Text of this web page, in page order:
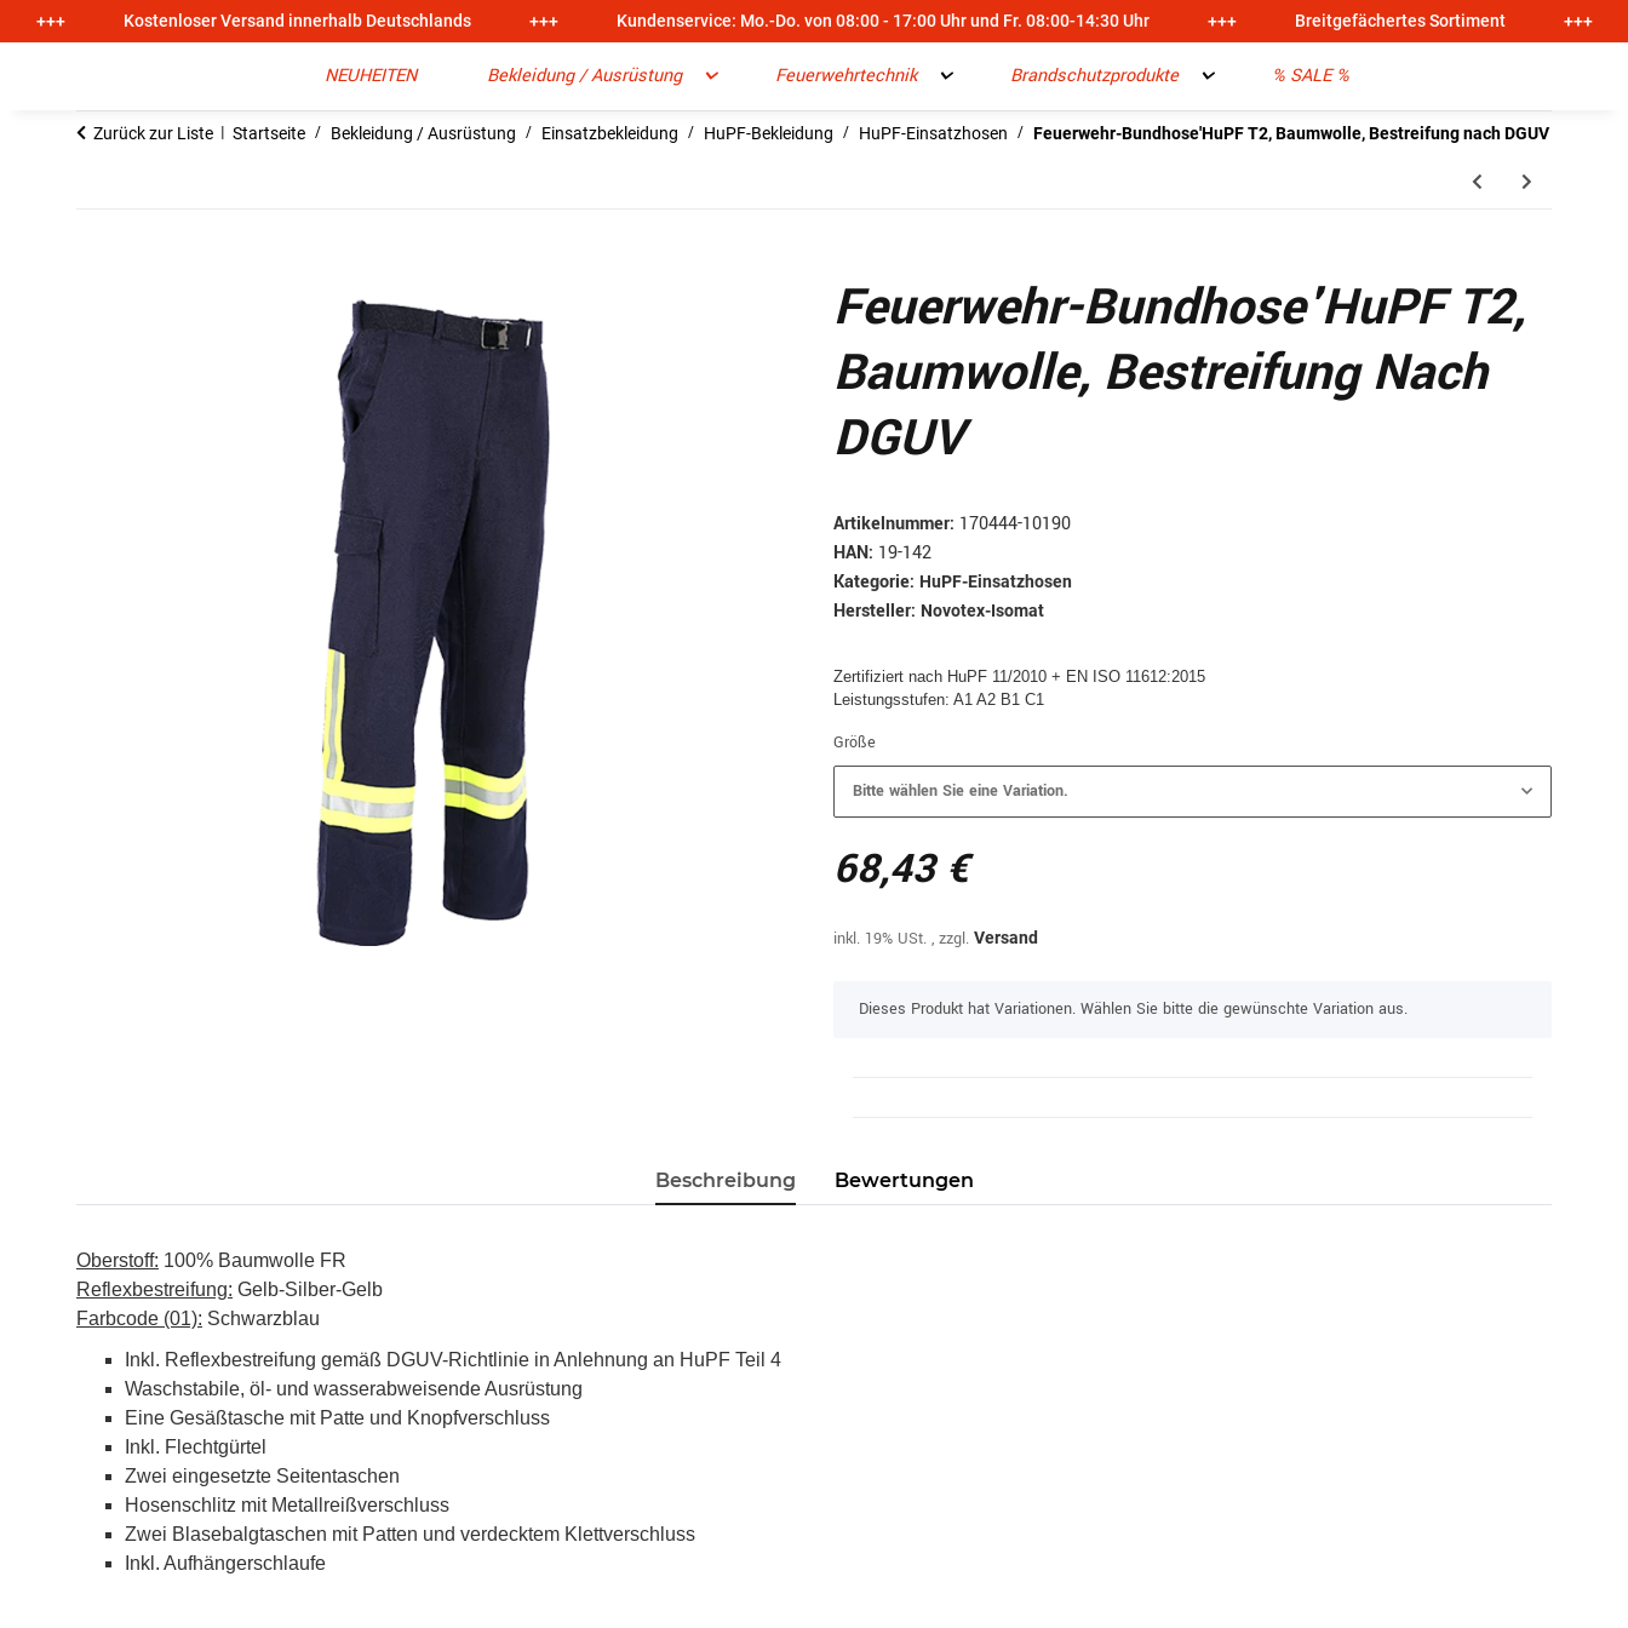
+++ Kostenloser Versand innerhalb Deutschlands +++ Kundenservice: Mo.-Do. von 08:00 - 17:00 Uhr und Fr. 08:00-14:30 Uhr +++ Breitgefächertes Sortiment +++
NEUHEITEN Bekleidung / Ausrüstung Feuerwehrtechnik Brandschutzprodukte % SALE %
Zurück zur Liste Startseite Bekleidung / Ausrüstung Einsatzbekleidung HuPF-Bekleidung HuPF-Einsatzhosen Feuerwehr-Bundhose'HuPF T2, Baumwolle, Bestreifung nach DGUV
Feuerwehr-Bundhose'HuPF T2,
Baumwolle, Bestreifung Nach
DGUV
Artikelnummer: 170444-10190
HAN: 19-142
Kategorie: HuPF-Einsatzhosen
Hersteller: Novotex-Isomat
Zertifiziert nach HuPF 11/2010 + EN ISO 11612:2015
Leistungsstufen: A1 A2 B1 C1
Größe
Bitte wählen Sie eine Variation.
68,43 €
inkl. 19% USt. , zzgl. Versand
xDieses Produkt hat Variationen. Wählen Sie bitte die gewünschte Variation aus.
Beschreibung Bewertungen
Oberstoff: 100% Baumwolle FR
Reflexbestreifung: Gelb-Silber-Gelb
Farbcode (01): Schwarzblau
Inkl. Reflexbestreifung gemäß DGUV-Richtlinie in Anlehnung an HuPF Teil 4
Waschstabile, öl- und wasserabweisende Ausrüstung
Eine Gesäßtasche mit Patte und Knopfverschluss
Inkl. Flechtgürtel
Zwei eingesetzte Seitentaschen
Hosenschlitz mit Metallreißverschluss
Zwei Blasebalgtaschen mit Patten und verdecktem Klettverschluss
Inkl. Aufhängerschlaufe